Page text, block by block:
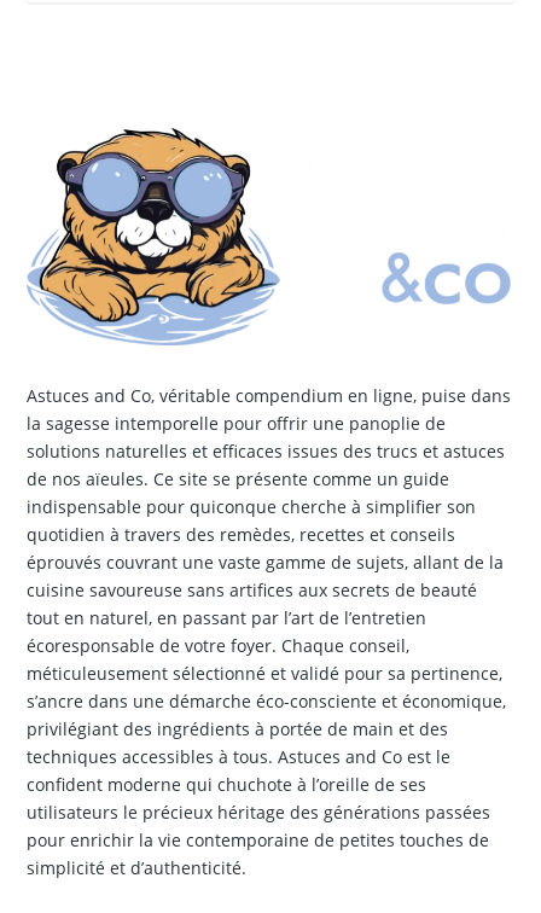
Astuces and Co, véritable compendium en ligne, puise dans
la sagesse intemporelle pour offrir une panoplie de
solutions naturelles et efficaces issues des trucs et astuces
de nos aïeules. Ce site se présente comme un guide
indispensable pour quiconque cherche à simplifier son
quotidien à travers des remèdes, recettes et conseils
éprouvés couvrant une vaste gamme de sujets, allant de la
cuisine savoureuse sans artifices aux secrets de beauté
tout en naturel, en passant par l’art de l’entretien
écoresponsable de votre foyer. Chaque conseil,
méticuleusement sélectionné et validé pour sa pertinence,
s’ancre dans une démarche éco-consciente et économique,
privilégiant des ingrédients à portée de main et des
techniques accessibles à tous. Astuces and Co est le
confident moderne qui chuchote à l’oreille de ses
utilisateurs le précieux héritage des générations passées
pour enrichir la vie contemporaine de petites touches de
simplicité et d’authenticité.